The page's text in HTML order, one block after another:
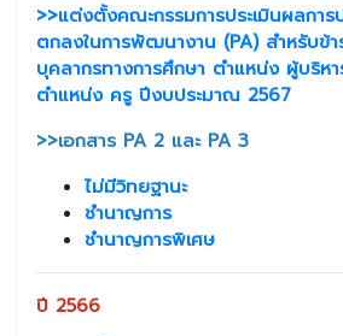
>>แต่งตั้งคณะกรรมการประเมินผลกา
ตกลงในการพัฒนางาน (PA) สำหรับข้า
บุคลากรทางการศึกษา ตำแหน่ง ผู้บริห
ตำแหน่ง ครู ปีงบประมาณ 2567
>>เอกสาร PA 2 และ PA 3
ไม่มีวิทยฐานะ
ชำนาญการ
ชำนาญการพิเศษ
ปี 2566